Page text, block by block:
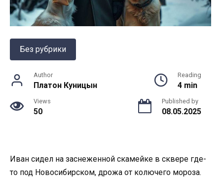
Без рубрики
Author
Платон Куницын
Reading
4 min
Views
50
Published by
08.05.2025
Иван сидел на заснеженной скамейке в сквере где-
то под Новосибирском, дрожа от колючего мороза.